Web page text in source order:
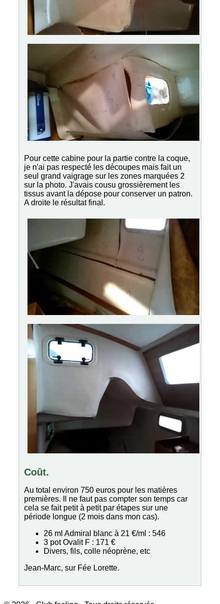
Pour cette cabine pour la partie contre la coque,
je n'ai pas respecté les découpes mais fait un
seul grand vaigrage sur les zones marquées 2
sur la photo. J'avais cousu grossièrement les
tissus avant la dépose pour conserver un patron.
A droite le résultat final.
Coût.
Au total environ 750 euros pour les matières
premières. Il ne faut pas compter son temps car
cela se fait petit à petit par étapes sur une
période longue (2 mois dans mon cas).
26 ml Admiral blanc à 21 €/ml : 546
3 pot Ovalit F : 171 €
Divers, fils, colle néoprène, etc
Jean-Marc, sur Fée Lorette.